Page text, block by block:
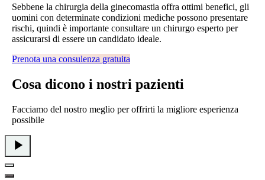
Sebbene la chirurgia della ginecomastia offra ottimi benefici, gli
uomini con determinate condizioni mediche possono presentare
rischi, quindi è importante consultare un chirurgo esperto per
assicurarsi di essere un candidato ideale.
Prenota una consulenza gratuita
Cosa dicono i nostri pazienti
Facciamo del nostro meglio per offrirti la migliore esperienza
possibile